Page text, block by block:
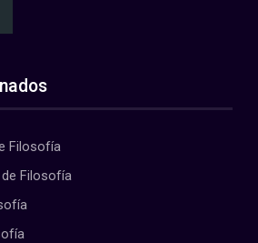
Filosofía
Filosofía